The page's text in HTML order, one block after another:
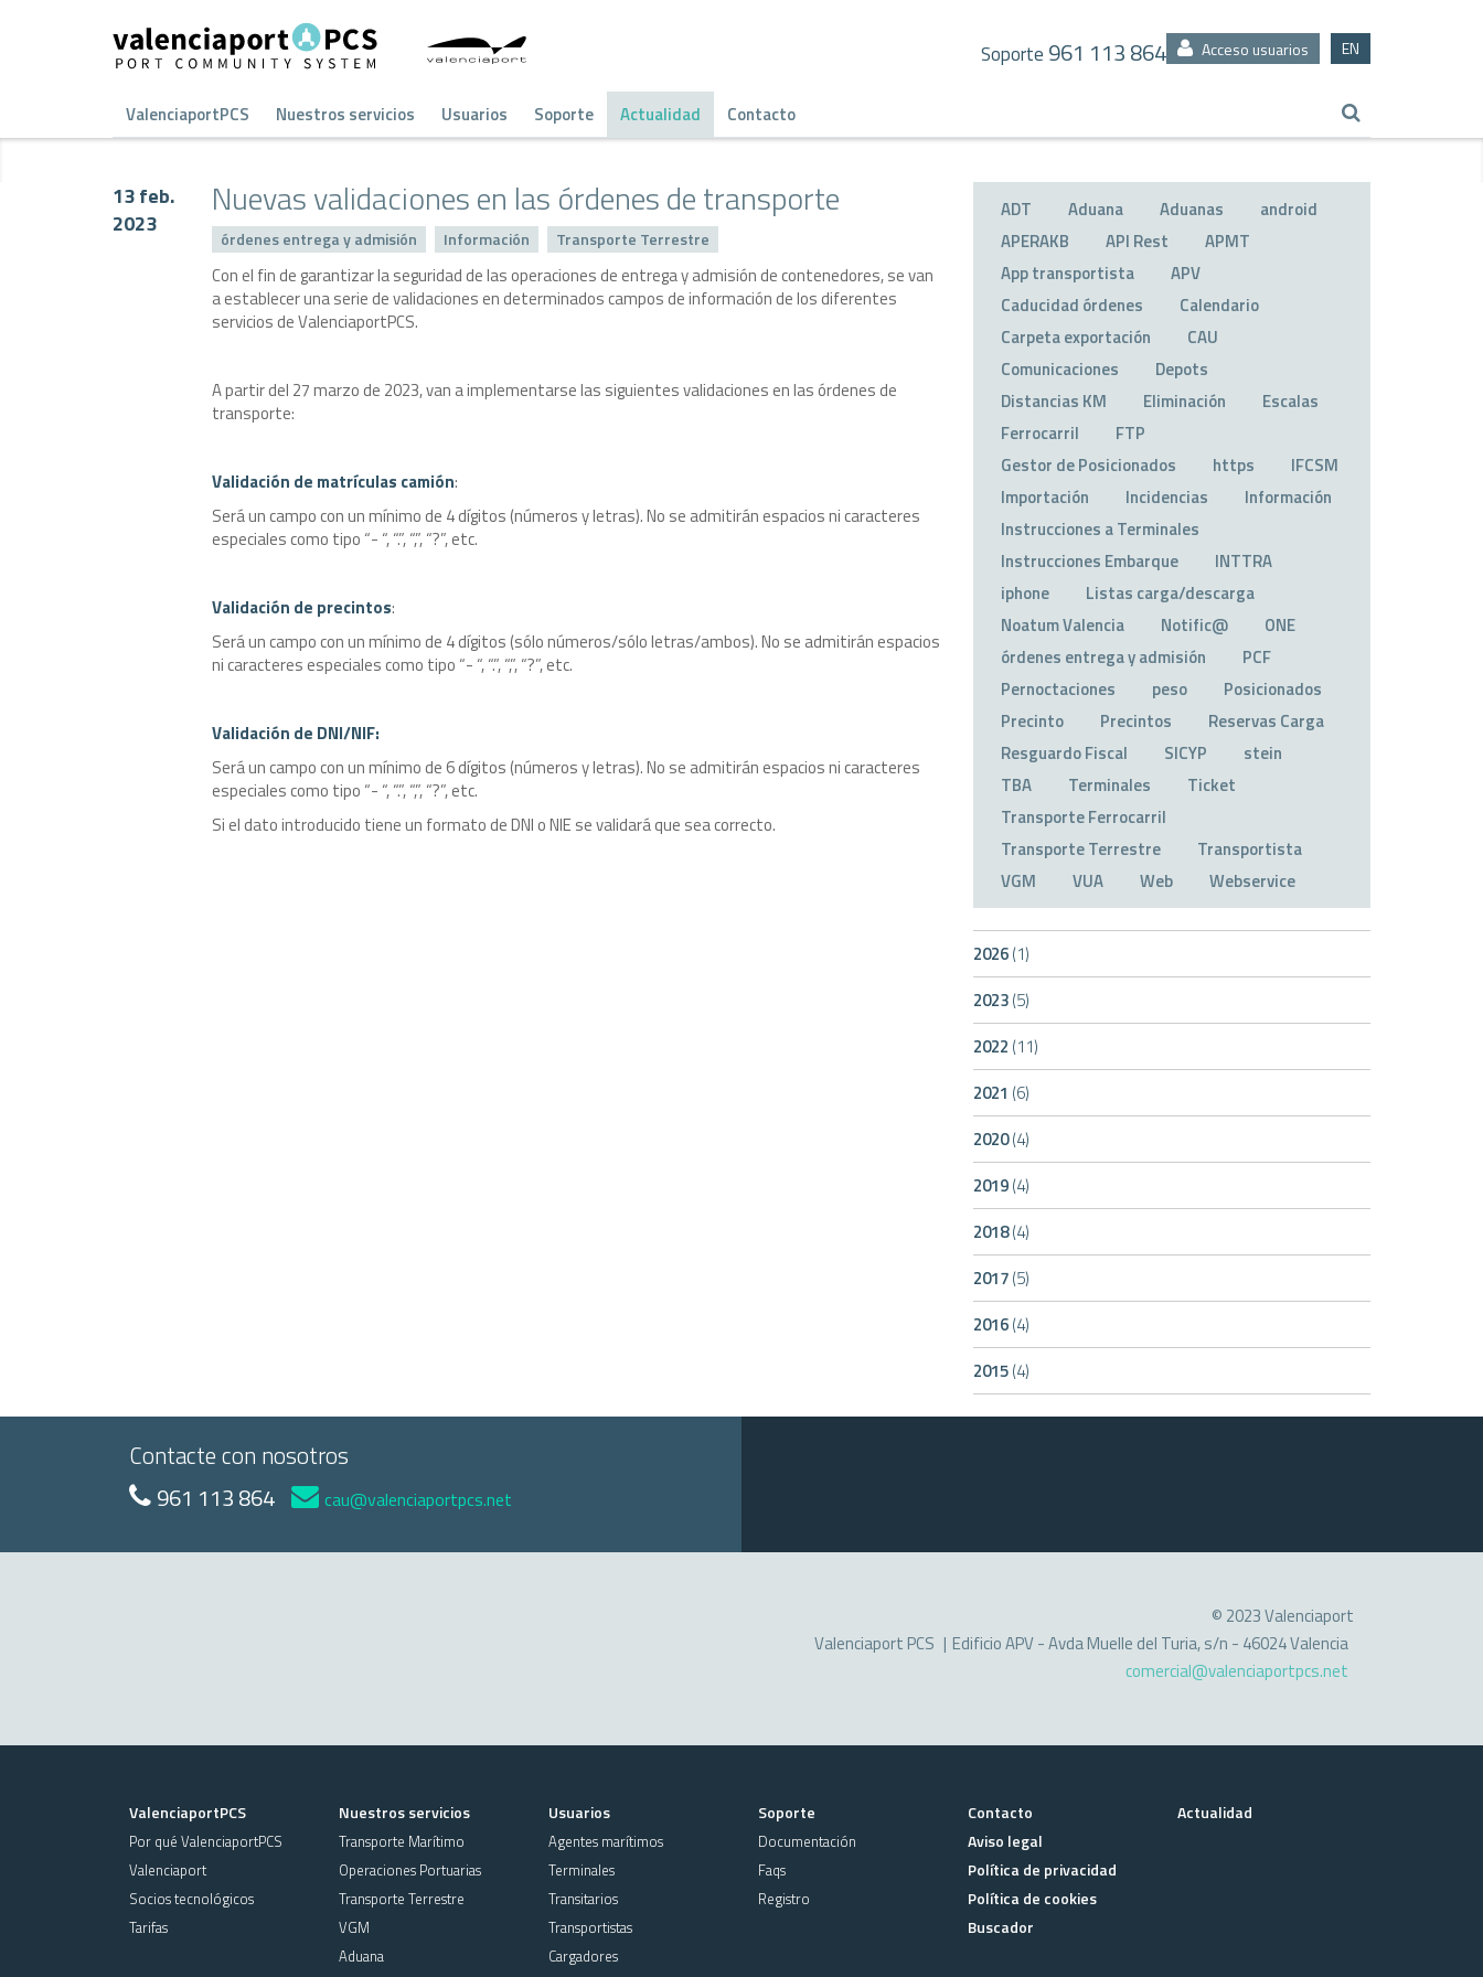
Soporte 961 113 864 Acceso usuarios EN
ValenciaportPCS Nuestros servicios Usuarios Soporte Actualidad Contacto
13 feb.
2023
Nuevas validaciones en las órdenes de transporte
órdenes entrega y admisión Información Transporte Terrestre
Con el fin de garantizar la seguridad de las operaciones de entrega y admisión de contenedores, se van
a establecer una serie de validaciones en determinados campos de información de los diferentes
servicios de ValenciaportPCS.
A partir del 27 marzo de 2023, van a implementarse las siguientes validaciones en las órdenes de
transporte:
Validación de matrículas camión:
Será un campo con un mínimo de 4 dígitos (números y letras). No se admitirán espacios ni caracteres
especiales como tipo “- “, “.”, “,”, “?”, etc.
Validación de precintos:
Será un campo con un mínimo de 4 dígitos (sólo números/sólo letras/ambos). No se admitirán espacios
ni caracteres especiales como tipo “- “, “.”, “,”, “?”, etc.
Validación de DNI/NIF:
Será un campo con un mínimo de 6 dígitos (números y letras). No se admitirán espacios ni caracteres
especiales como tipo “- “, “.”, “,”, “?”, etc.
Si el dato introducido tiene un formato de DNI o NIE se validará que sea correcto.
ADT Aduana Aduanas
android
APERAKB
API Rest
APMT
App transportista
APV
Caducidad órdenes
Calendario
Carpeta exportación
CAU
Comunicaciones
Depots
Distancias KM
Eliminación
Escalas
Ferrocarril
FTP
Gestor de Posicionados
https
IFCSM
Importación
Incidencias
Información
Instrucciones a Terminales
Instrucciones Embarque
INTTRA
iphone
Listas carga/descarga
Noatum Valencia
Notific@
ONE
órdenes entrega y admisión
PCF
Pernoctaciones
peso
Posicionados
Precinto
Precintos
Reservas Carga
Resguardo Fiscal
SICYP
stein
TBA
Terminales
Ticket
Transporte Ferrocarril
Transporte Terrestre
Transportista
VGM
VUA Web Webservice
2026(1)
2023(5)
2022 (11)
2021 (6)
2020(4)
2019(4)
2018(4)
2017(5)
2016(4)
2015(4)
Contacte con nosotros
961 113 864 cau@valenciaportpcs.net
© 2023 Valenciaport
Valenciaport PCS
Edificio APV - Avda Muelle del Turia, s/n - 46024 Valencia
comercial@valenciaportpcs.net
ValenciaportPCS
Por qué ValenciaportPCS
Valenciaport
Socios tecnológicos
Tarifas
Nuestros servicios
Transporte Marítimo
Operaciones Portuarias
Transporte Terrestre
VGM
Aduana
Usuarios
Agentes marítimos
Terminales
Transitarios
Transportistas
Cargadores
Soporte
Documentación
Faqs
Registro
Contacto
Actualidad
Aviso legal
Política de privacidad
Política de cookies
Buscador